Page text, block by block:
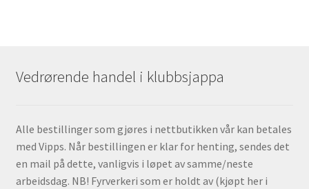
Vedrørende handel i klubbsjappa
Alle bestillinger som gjøres i nettbutikken vår kan betales
med Vipps. Når bestillingen er klar for henting, sendes det
en mail på dette, vanligvis i løpet av samme/neste
arbeidsdag. NB! Fyrverkeri som er holdt av (kjøpt her i